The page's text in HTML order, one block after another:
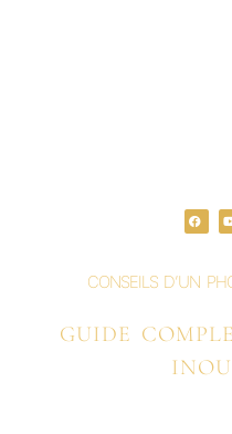
a
c
o
k
CONSEILS D’UN
GUIDE